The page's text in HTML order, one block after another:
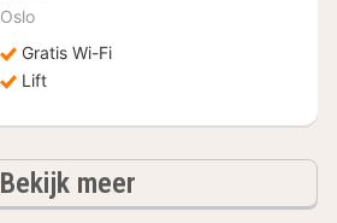
Oslo
Gratis Wi-Fi
Lift
Bekijk meerhotels